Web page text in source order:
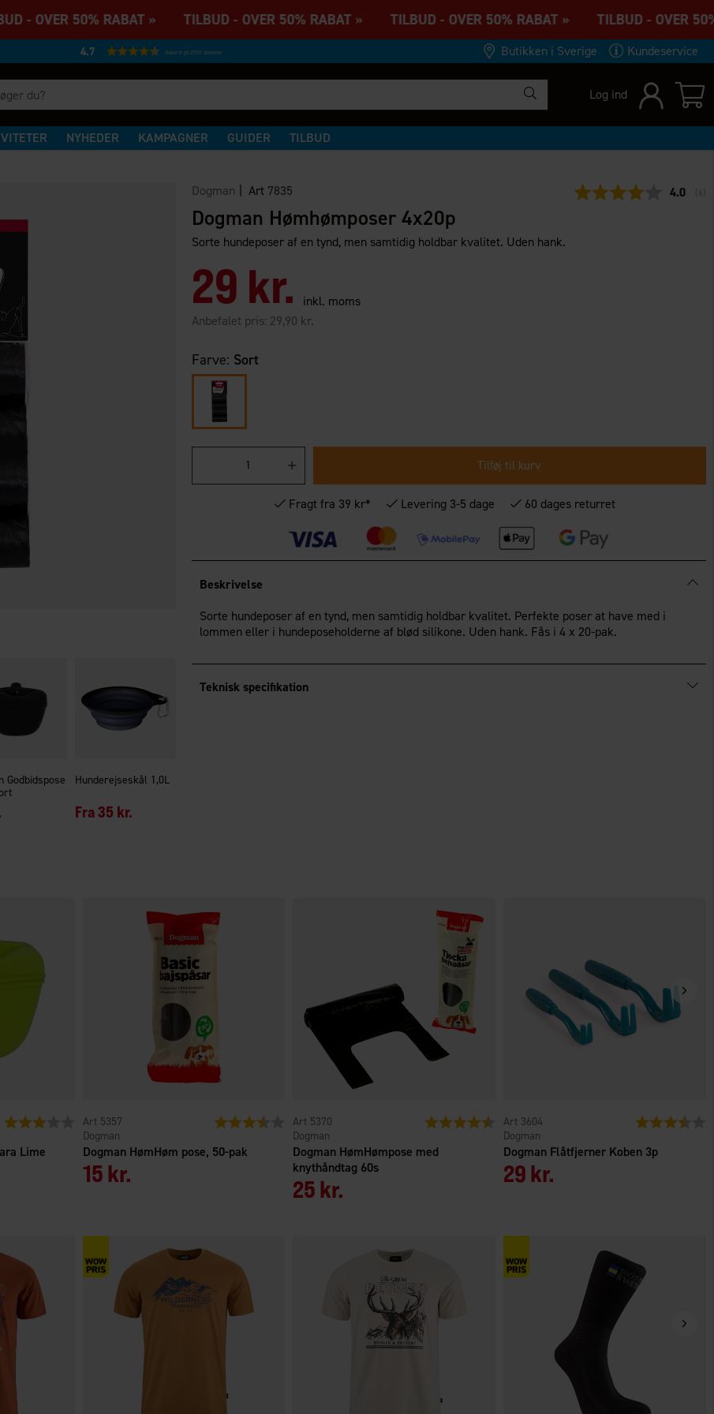
OVER 50% RABAT » TILBUD - OVER 50% RABAT » TILBUD - OVER 50% RABAT » TILBUD - OVER
4.7 Baseret på 27231 stemmer Butikken i Sverige Kundeservice
Log ind
NYHEDER KAMPAGNER GUIDER TILBUD
Godbidspose
Hunderejseskål 1,0L
Fra35 kr.
Dogman | Art 7835 4.0 (6
Dogman Hømhømposer 4x20p
Sorte hundeposer af en tynd, men samtidig holdbar kvalitet. Uden hank.
29 kr.
inkl. moms
Anbefalet pris: 29,90 kr.
Farve: Sort
Tilføj til kurv
Fragt fra 39 kr* Levering 3-5 dage 60 dages returret
Beskrivelse
Sorte hundeposer af en tynd, men samtidig holdbar kvalitet. Perfekte poser at have med i
lommen eller i hundeposeholderne af blød silikone. Uden hank. Fås i 4 x 20-pak.
Teknisk specifikation
Lime
Vurdering: 3.0 ud af 5 stjerner
Dogman HømHøm pose, 50-pak
Dogman
5357
15 kr.
Vurdering: 3.8 ud af 5 stjerner
Dogman HømHømpose med
knythåndtag 60s
Dogman
5370
25 kr.
Vurdering: 4.6 ud af 5 stjerner
Dogman Flåtfjerner Koben 3p
Dogman
3604
29 kr.
Vurdering: